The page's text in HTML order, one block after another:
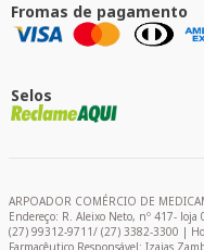
Fromas de pagamento
Selos
ARPOADOR COMÉRCIO DE
Endereço: R. Aleixo Neto, nº 417-
(27) 99312-9711/ (27) 3382-3300 |